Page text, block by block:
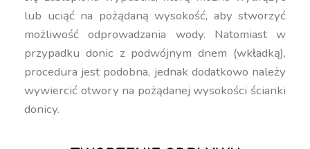
lub uciąć na pożądaną wysokość, aby stworzyć
możliwość odprowadzania wody. Natomiast w
przypadku donic z podwójnym dnem (wkładką),
procedura jest podobna, jednak dodatkowo należy
wywiercić otwory na pożądanej wysokości ścianki
donicy.